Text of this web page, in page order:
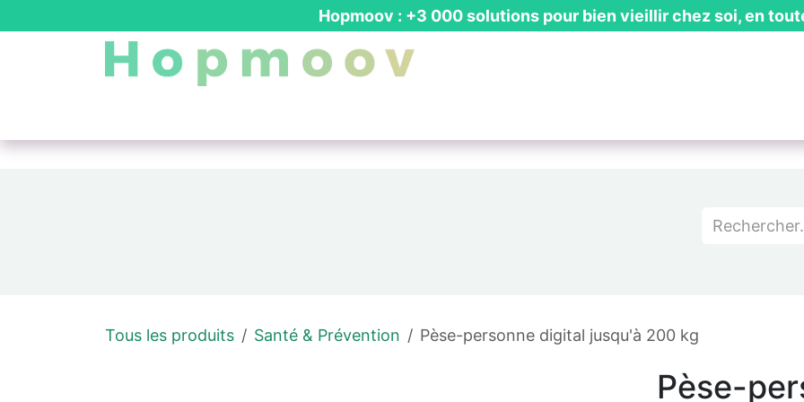
Hopmoov : +3 000 solutions pour bien vieillir chez soi, en
Tous les produits Santé & Prévention Pèse-personne digital jusqu'à 200 kg
Pèse-